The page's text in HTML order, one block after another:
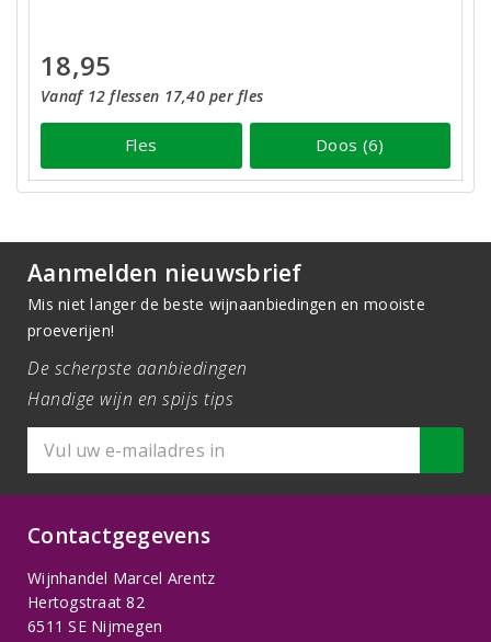
18,95
Vanaf 12 flessen 17,40 per fles
Fles Doos (6)
Aanmelden nieuwsbrief
Mis niet langer de beste wijnaanbiedingen en mooiste
proeverijen!
De scherpste aanbiedingen
Handige wijn en spijs tips
Contactgegevens
Wijnhandel Marcel Arentz
Hertogstraat 82
6511 SE Nijmegen